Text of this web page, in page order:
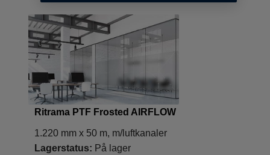
Ritrama PTF Frosted AIRFLOW
1.220 mm x 50 m, m/luftkanaler
Lagerstatus: På lager